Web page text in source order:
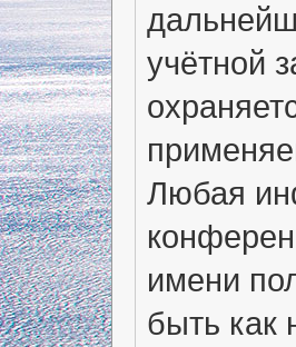
учётной
Любая
имени
быть как